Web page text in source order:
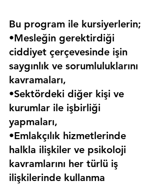
Bu program ile kursiyerlerin;
•Mesleğin gerektirdiği
ciddiyet çerçevesinde işin
saygınlık ve sorumluluklarını
kavramaları,
•Sektördeki diğer kişi ve
kurumlar ile işbirliği
yapmaları,
•Emlakçılık hizmetlerinde
halkla ilişkiler ve psikoloji
kavramlarını her türlü iş
ilişkilerinde kullanma